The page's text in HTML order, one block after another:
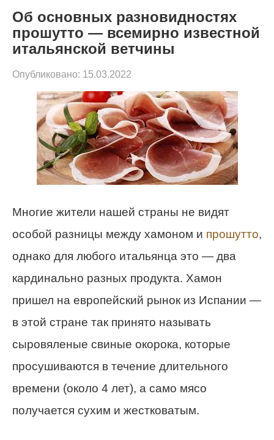
Об основных разновидностях
прошутто — всемирно известной
итальянской ветчины
Опубликовано: 15.03.2022
Многие жители нашей страны не видят
особой разницы между хамоном и прошутто,
однако для любого итальянца это — два
кардинально разных продукта. Хамон
пришел на европейский рынок из Испании —
в этой стране так принято называть
сыровяленые свиные окорока, которые
просушиваются в течение длительного
времени (около 4 лет), а само мясо
получается сухим и жестковатым.